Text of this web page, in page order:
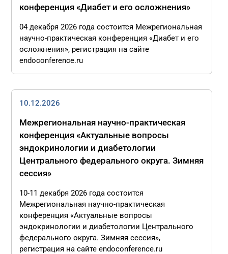
конференция «Диабет и его осложнения»
04 декабря 2026 года состоится Межрегиональная
научно-практическая конференция «Диабет и его
осложнения», регистрация на сайте
endoconference.ru
10.12.2026
Межрегиональная научно-практическая
конференция «Актуальные вопросы
эндокринологии и диабетологии
Центрального федерального округа. Зимняя
сессия»
10-11 декабря 2026 года состоится
Межрегиональная научно-практическая
конференция «Актуальные вопросы
эндокринологии и диабетологии Центрального
федерального округа. Зимняя сессия»,
регистрация на сайте endoconference.ru